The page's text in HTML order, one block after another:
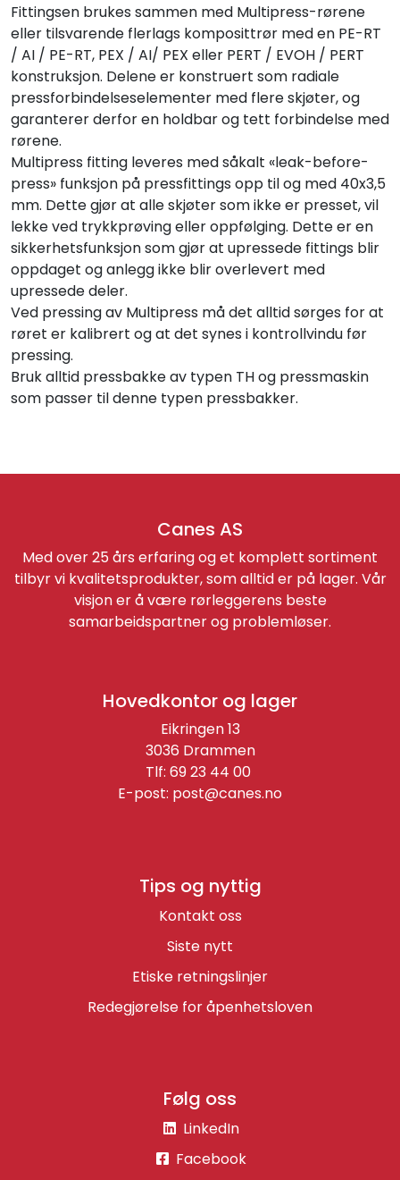
Fittingsen brukes sammen med Multipress-rørene
eller tilsvarende flerlags komposittrør med en PE-RT
/ AI / PE-RT, PEX / AI/ PEX eller PERT / EVOH / PERT
konstruksjon. Delene er konstruert som radiale
pressforbindelseselementer med flere skjøter, og
garanterer derfor en holdbar og tett forbindelse med
rørene.
Multipress fitting leveres med såkalt «leak-before-
press» funksjon på pressfittings opp til og med 40x3,5
mm. Dette gjør at alle skjøter som ikke er presset, vil
lekke ved trykkprøving eller oppfølging. Dette er en
sikkerhetsfunksjon som gjør at upressede fittings blir
oppdaget og anlegg ikke blir overlevert med
upressede deler.
Ved pressing av Multipress må det alltid sørges for at
røret er kalibrert og at det synes i kontrollvindu før
pressing.
Bruk alltid pressbakke av typen TH og pressmaskin
som passer til denne typen pressbakker.
Canes AS
Med over 25 års erfaring og et komplett sortiment
tilbyr vi kvalitetsprodukter, som alltid er på lager. Vår
visjon er å være rørleggerens beste
samarbeidspartner og problemløser.
Tips og nyttig
Kontakt oss
Siste nytt
Etiske retningslinjer
Redegjørelse for åpenhetsloven
Følg oss
LinkedIn
Facebook
Hovedkontor og lager
Eikringen 13
3036 Drammen
Tlf: 69 23 44 00
E-post: post@canes.no